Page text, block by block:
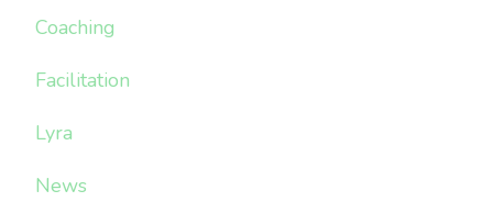
Coaching
Facilitation
Lyra
News